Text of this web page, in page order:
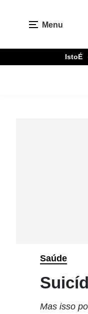
Menu
IstoÉ
Saúde
Mas isso